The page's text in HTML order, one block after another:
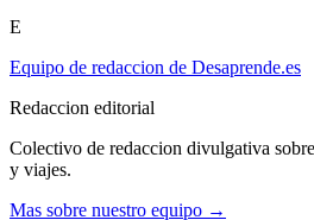
E
Equipo de redaccion de Desaprende.es
Redaccion editorial
Colectivo de redaccion divulgativa
y viajes.
Mas sobre nuestro equipo →